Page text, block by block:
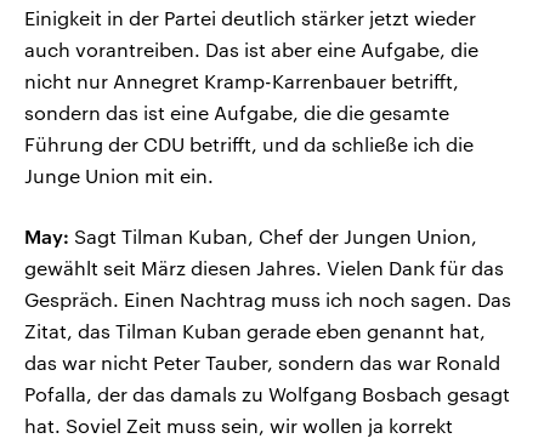
Einigkeit in der Partei deutlich stärker jetzt wieder
auch vorantreiben. Das ist aber eine Aufgabe, die
nicht nur Annegret Kramp-Karrenbauer betrifft,
sondern das ist eine Aufgabe, die die gesamte
Führung der CDU betrifft, und da schließe ich die
Junge Union mit ein.
May: Sagt Tilman Kuban, Chef der Jungen Union,
gewählt seit März diesen Jahres. Vielen Dank für das
Gespräch. Einen Nachtrag muss ich noch sagen. Das
Zitat, das Tilman Kuban gerade eben genannt hat,
das war nicht Peter Tauber, sondern das war Ronald
Pofalla, der das damals zu Wolfgang Bosbach gesagt
hat. Soviel Zeit muss sein, wir wollen ja korrekt